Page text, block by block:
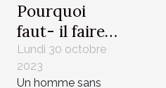
Pourquoi
faut- il faire
appel à un
coach ?
Lundi 30 octobre
2023
Un homme sans